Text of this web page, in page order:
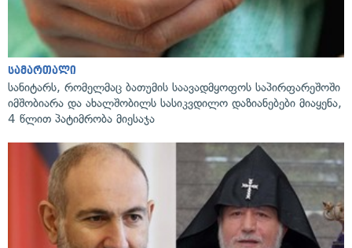
სამართალი
სანიტარს, რომელმაც ბათუმის საავადმყოფოს საპირფარეშოში
იმშობიარა და ახალშობილს სასიკვდილო დაზიანებები მიაყენა,
4 წლით პატიმრობა მიესაჯა